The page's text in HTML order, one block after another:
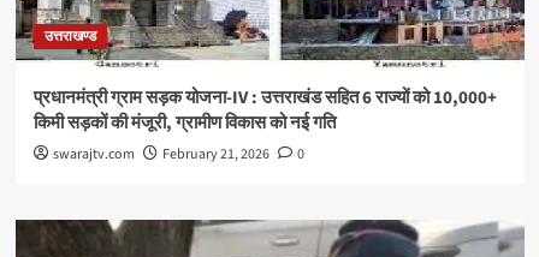
उत्तराखण्ड
प्रधानमंत्री ग्राम सड़क योजना-IV : उत्तराखंड सहित 6 राज्यों को 10,000+
किमी सड़कों की मंजूरी, ग्रामीण विकास को नई गति
swarajtv.com February 21, 2026 0